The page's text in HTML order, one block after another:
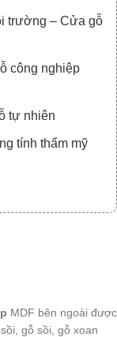
trường – Cửa gỗ
công nghiệp
tự nhiên
tính thẩm mỹ
MDF bên ngoài được
gỗ sồi, gỗ xoan